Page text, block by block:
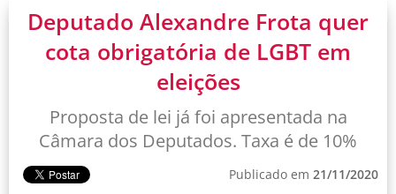
Deputado Alexandre Frota quer
cota obrigatória de LGBT em
eleições
Proposta de lei já foi apresentada na
Câmara dos Deputados. Taxa é de 10%
Publicado em 21/11/2020